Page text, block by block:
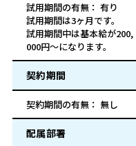
試用期間の有無： 有り
試用期間は3ヶ月です。
試用期間中は基本給が200,
000円～になります。
契約期間
契約期間の有無： 無し
配属部署